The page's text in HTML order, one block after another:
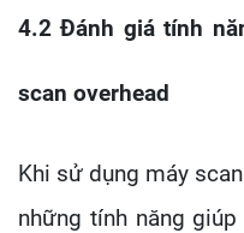
4.2 Đánh giá tính
scan overhead
Khi sử dụng máy
những tính năng